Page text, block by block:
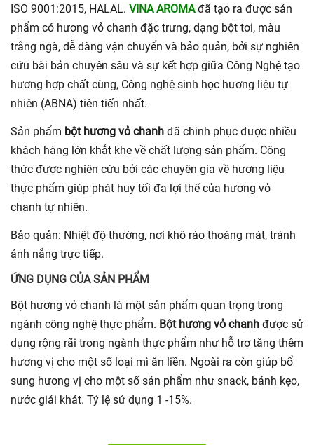
ISO 9001:2015, HALAL. VINA AROMAđã tạo ra được sản
phẩm có hương vỏ chanh đặc trưng, dạng bột tơi, màu
trắng ngà, dễ dàng vận chuyển và bảo quản, bởi sự nghiên
cứu bài bản chuyên sâu và sự kết hợp giữa Công Nghệ tạo
hương hợp chất cùng, Công nghệ sinh học hương liệu tự
nhiên (ABNA) tiên tiến nhất.
Sản phẩm bột hương vỏ chanh đã chinh phục được nhiều
khách hàng lớn khắt khe về chất lượng sản phẩm. Công
thức được nghiên cứu bởi các chuyên gia về hương liệu
thực phẩm giúp phát huy tối đa lợi thế của hương vỏ
chanh tự nhiên.
Bảo quản: Nhiệt độ thường, nơi khô ráo thoáng mát, tránh
ánh nắng trực tiếp.
ỨNG DỤNG CỦA SẢN PHẨM
Bột hương vỏ chanh là một sản phẩm quan trọng trong
ngành công nghệ thực phẩm. Bột hương vỏ chanh được sử
dụng rộng rãi trong ngành thực phẩm như hỗ trợ tăng thêm
hương vị cho một số loại mì ăn liền. Ngoài ra còn giúp bổ
sung hương vị cho một số sản phẩm như snack, bánh kẹo,
nước giải khát. Tỷ lệ sử dụng 1 -15%.